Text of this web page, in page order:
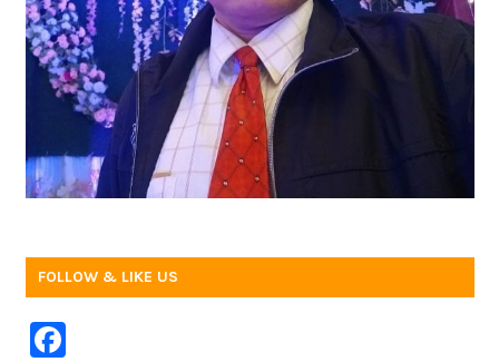
FOLLOW & LIKE US
F